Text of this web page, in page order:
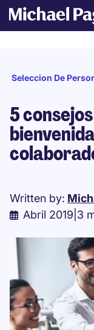
Seleccion De
5
Written by:
Abril 2019 3